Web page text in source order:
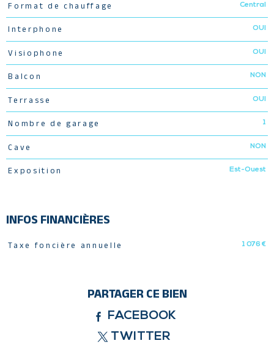
Format de chauffage Central
Interphone OUI
Visiophone OUI
Balcon NON
Terrasse OUI
Nombre de garage 1
Cave NON
Exposition Est-Ouest
INFOS FINANCIÈRES
Caractéristiques Valeurs
Taxe foncière annuelle 1 076 €
PARTAGER CE BIEN
FACEBOOK
TWITTER